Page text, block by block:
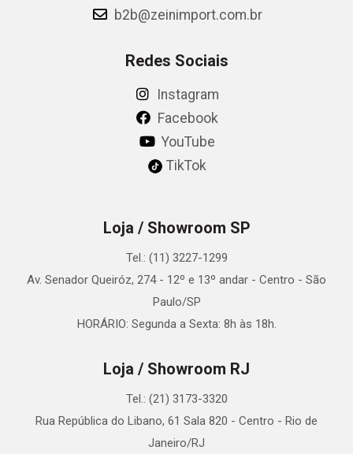
b2b@zeinimport.com.br
Redes Sociais
Instagram
Facebook
YouTube
TikTok
Loja / Showroom SP
Tel.: (11) 3227-1299
Av. Senador Queiróz, 274 - 12º e 13º andar - Centro - São
Paulo/SP
HORÁRIO: Segunda a Sexta: 8h às 18h.
Loja / Showroom RJ
Tel.: (21) 3173-3320
Rua República do Libano, 61 Sala 820 - Centro - Rio de
Janeiro/RJ